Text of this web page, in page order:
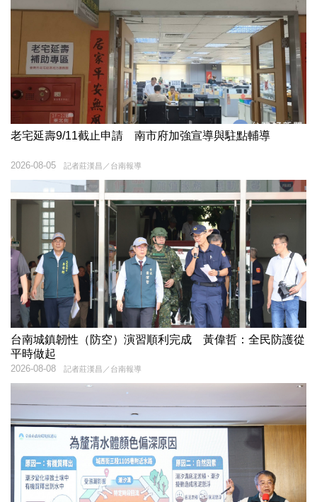
老宅延壽9/11截止申請 南市府加強宣導與駐點輔導
記者莊漢昌／台南報導
2026-08-05
台南城鎮韌性（防空）演習順利完成 黃偉哲：全民防護從
平時做起
記者莊漢昌／台南報導
2026-08-08